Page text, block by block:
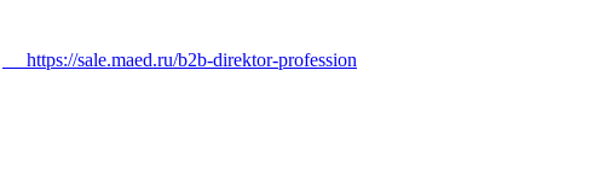
https://sale.maed.ru/b2b-direktor-profession